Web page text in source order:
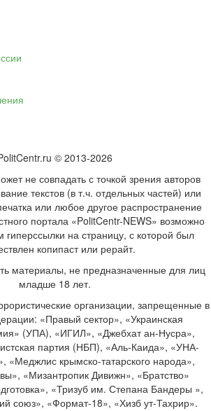
© 2013-2026
не совпадать с точкой зрения авторов
текстов (в т.ч. отдельных частей) или
или любое другое распространение
портала «PolitCentr-NEWS» возможно
гиперссылки на страницу, с которой был
копипаст или рерайт.
материалы, не предназначенные для лиц
младше 18 лет.
организации, запрещенные в
«Правый сектор», «Украинская
(УПА), «ИГИЛ», «Джебхат ан-Нусра»,
партия (НБП), «Аль-Каида», «УНА-
крымско-татарского народа»,
«Мизантропик Дивижн», «Братство»
«Тризуб им. Степана Бандеры »,
союз», «Формат-18», «Хизб ут-Тахрир».